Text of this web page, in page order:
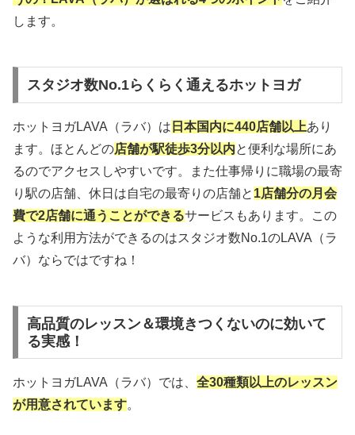
します。
スタジオ数No.1らくらく通えるホットヨガ
ホットヨガLAVA（ラバ）は 日本国内に440店舗以上あり
ます。ほとんどの店舗が駅徒歩3分以内と便利な場所にあ
るのでアクセスしやすいです。また仕事帰りに職場の最寄
り駅の店舗、休日は自宅の最寄りの店舗と 1店舗分の月会
費で2店舗に通うことができるサービスもあります。この
ような利用方法ができるのはスタジオ数No.1のLAVA（ラ
バ）ならではですね！
高品質のレッスン＆環境きつくないのに効いて
る実感！
ホットヨガLAVA（ラバ）では、 全30種類以上のレッスン
が用意されています。